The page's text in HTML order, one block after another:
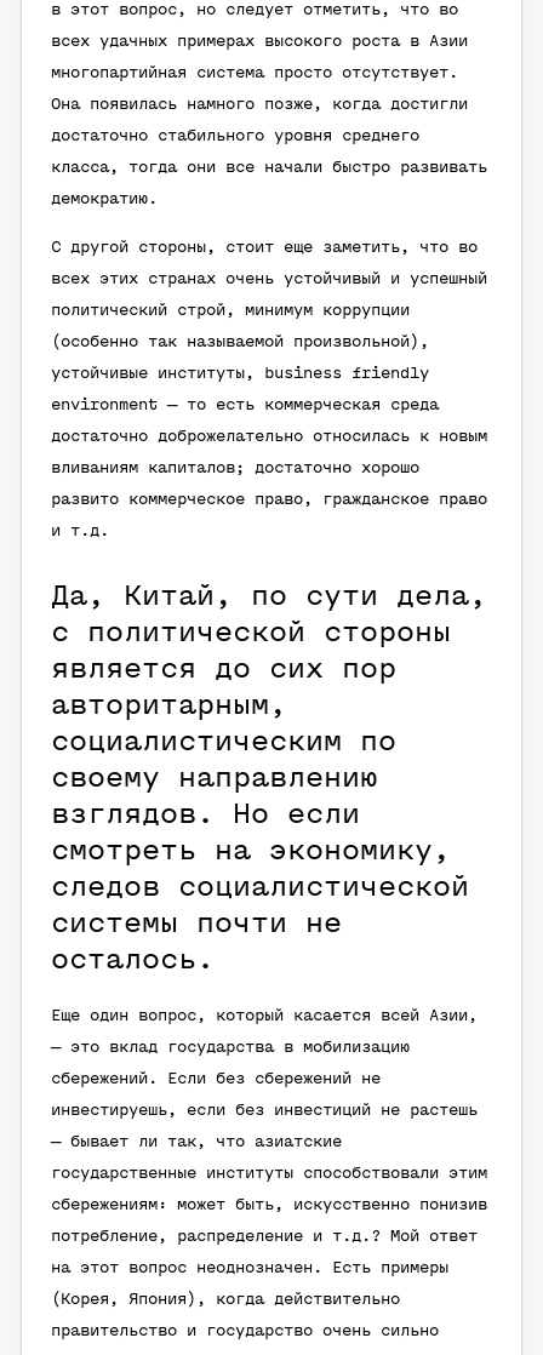
в этот вопрос, но следует отметить, что во
всех удачных примерах высокого роста в Азии
многопартийная система просто отсутствует.
Она появилась намного позже, когда достигли
достаточно стабильного уровня среднего
класса, тогда они все начали быстро развивать
демократию.
С другой стороны, стоит еще заметить, что во
всех этих странах очень устойчивый и успешный
политический строй, минимум коррупции
(особенно так называемой произвольной),
устойчивые институты, business friendly
environment — то есть коммерческая среда
достаточно доброжелательно относилась к новым
вливаниям капиталов; достаточно хорошо
развито коммерческое право, гражданское право
и т.д.
Да, Китай, по сути дела,
с политической стороны
является до сих пор
авторитарным,
социалистическим по
своему направлению
взглядов. Но если
смотреть на экономику,
следов социалистической
системы почти не
осталось.
Еще один вопрос, который касается всей Азии,
— это вклад государства в мобилизацию
сбережений. Если без сбережений не
инвестируешь, если без инвестиций не растешь
— бывает ли так, что азиатские
государственные институты способствовали этим
сбережениям: может быть, искусственно понизив
потребление, распределение и т.д.? Мой ответ
на этот вопрос неоднозначен. Есть примеры
(Корея, Япония), когда действительно
правительство и государство очень сильно